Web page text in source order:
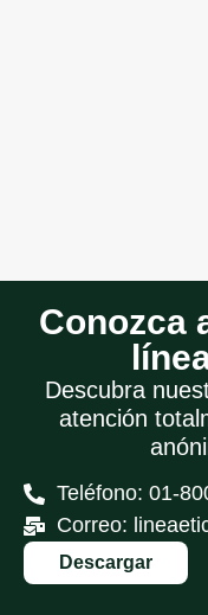
Conozca
Descubra
atención
Teléfono: 01-
Correo:
Descargar